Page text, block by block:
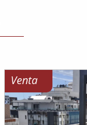
Venta